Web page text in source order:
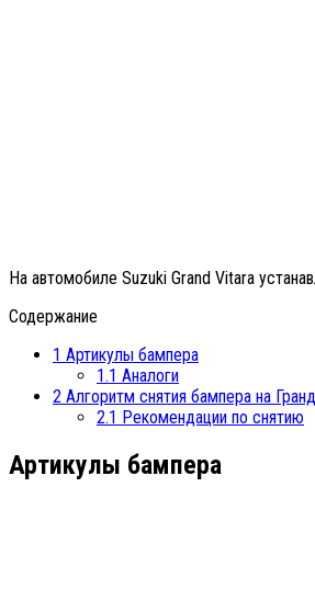
На автомобиле Suzuki Grand Vitara
Содержание
1 Артикулы бампера
1.1 Аналоги
2 Алгоритм снятия бампера на
2.1 Рекомендации по снятию
Артикулы бампера